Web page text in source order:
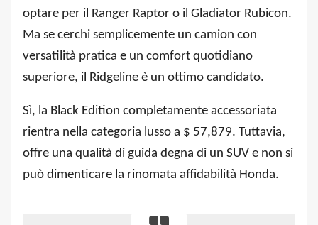
optare per il Ranger Raptor o il Gladiator Rubicon.
Ma se cerchi semplicemente un camion con
versatilità pratica e un comfort quotidiano
superiore, il Ridgeline è un ottimo candidato.
Sì, la Black Edition completamente accessoriata
rientra nella categoria lusso a $ 57,879. Tuttavia,
offre una qualità di guida degna di un SUV e non si
può dimenticare la rinomata affidabilità Honda.